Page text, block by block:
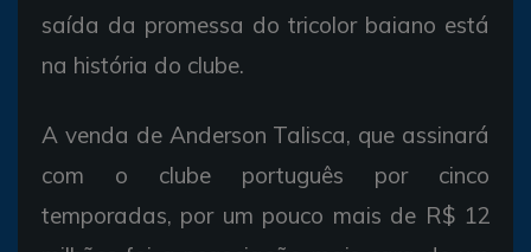
saída da promessa do tricolor baiano está
na história do clube.
A venda de Anderson Talisca, que assinará
com o clube português por cinco
temporadas, por um pouco mais de R$ 12